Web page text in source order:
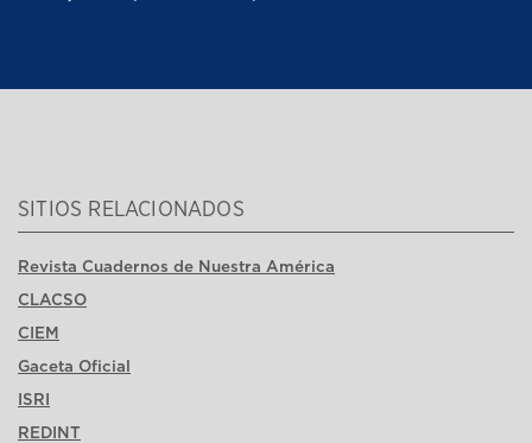
SITIOS RELACIONADOS
Revista Cuadernos de Nuestra América
CLACSO
CIEM
Gaceta Oficial
ISRI
REDINT